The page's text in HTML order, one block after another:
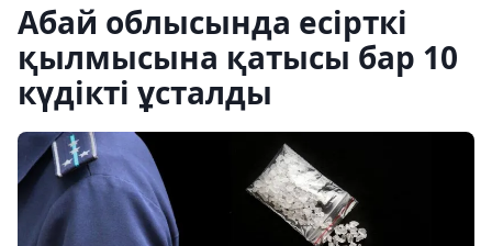
Абай облысында есірткі
қылмысына қатысы бар 10
күдікті ұсталды